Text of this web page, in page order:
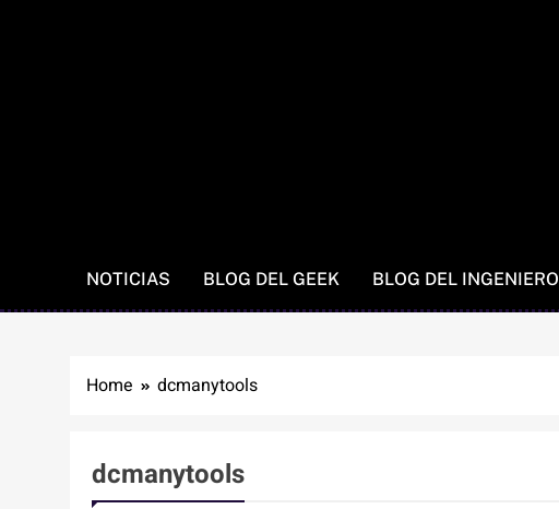
NOTICIAS BLOG DEL GEEK BLOG DEL INGENIERO
Home dcmanytools
dcmanytools